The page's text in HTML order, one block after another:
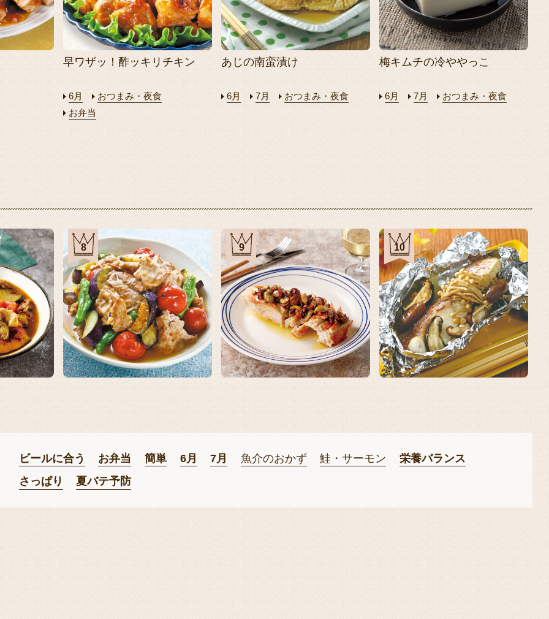
早ワザッ！酢ッキリチキン
6月
おつまみ・夜食
お弁当
あじの南蛮漬け
6月 7月 おつまみ・夜食
梅キムチの冷ややっこ
6月 7月 おつまみ・夜食
8 9 10
ビールに合う お弁当 簡単 6月 7月 魚介のおかず 鮭・サーモン
栄養バランス
さっぱり
夏バテ予防